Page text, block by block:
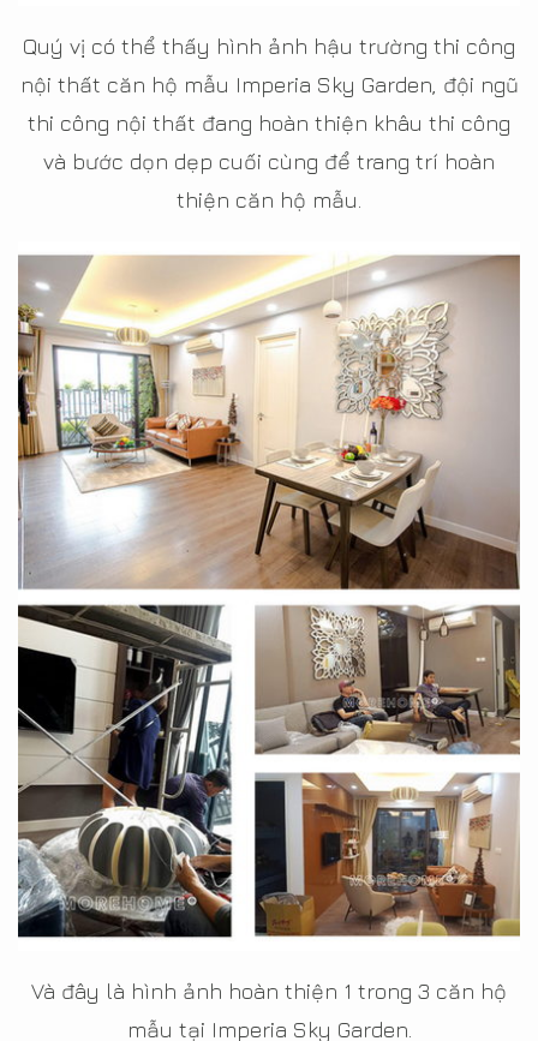
Quý vị có thể thấy hình ảnh hậu trường thi công
nội thất căn hộ mẫu Imperia Sky Garden, đội ngũ
thi công nội thất đang hoàn thiện khâu thi công
và bước dọn dẹp cuối cùng để trang trí hoàn
thiện căn hộ mẫu.
Và đây là hình ảnh hoàn thiện 1 trong 3 căn hộ
mẫu tại Imperia Sky Garden.